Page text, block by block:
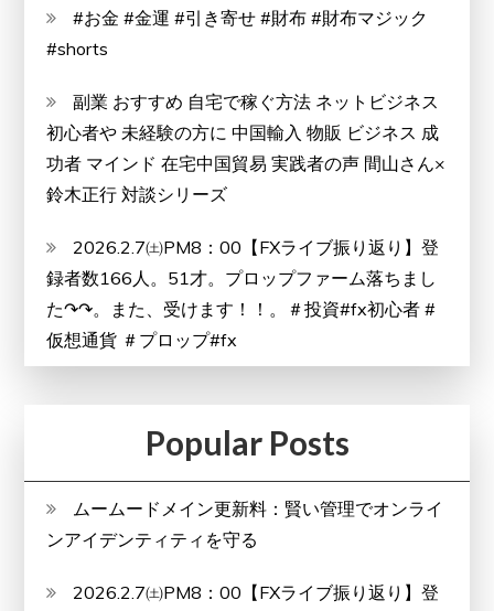
の？
【徹
底
#お金 #金運 #引き寄せ #財布 #財布マジック
#shorts
副業 おすすめ 自宅で稼ぐ方法 ネットビジネス
初心者や 未経験の方に 中国輸入 物販 ビジネス 成
功者 マインド 在宅中国貿易 実践者の声 間山さん×
鈴木正行 対談シリーズ
2026.2.7㈯PM8：00【FXライブ振り返り】登
録者数166人。51才。プロップファーム落ちまし
た↷↷。また、受けます！！。＃投資#fx初心者 #
仮想通貨 ＃プロップ#fx
Popular Posts
ムームードメイン更新料：賢い管理でオンライ
ンアイデンティティを守る
2026.2.7㈯PM8：00【FXライブ振り返り】登